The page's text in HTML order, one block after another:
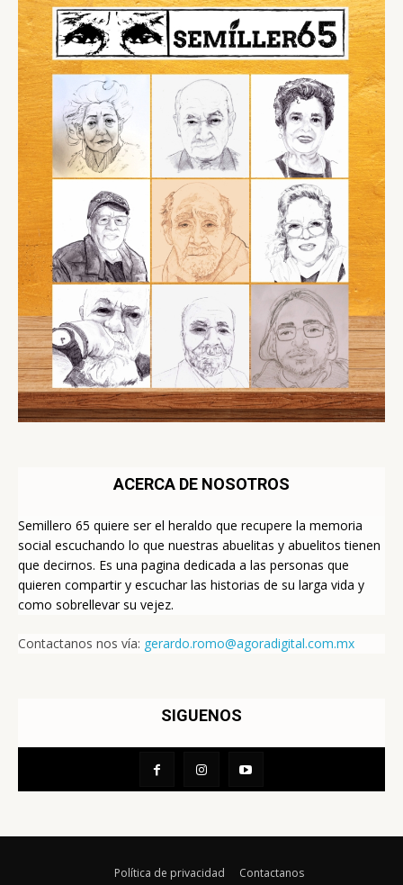
ACERCA DE NOSOTROS
Semillero 65 quiere ser el heraldo que recupere la memoria
social escuchando lo que nuestras abuelitas y abuelitos tienen
que decirnos. Es una pagina dedicada a las personas que
quieren compartir y escuchar las historias de su larga vida y
como sobrellevar su vejez.
Contactanos nos vía: gerardo.romo@agoradigital.com.mx
SIGUENOS
Política de privacidad Contactanos